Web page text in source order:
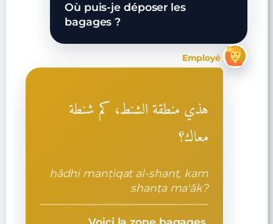
Où puis-je déposer les
bagages ?
Employé
هذي منطقة الشنط، كم شنطة
معاك؟
hādhi manṭiqat al-shanṭ, kam
shanṭa ma'āk?